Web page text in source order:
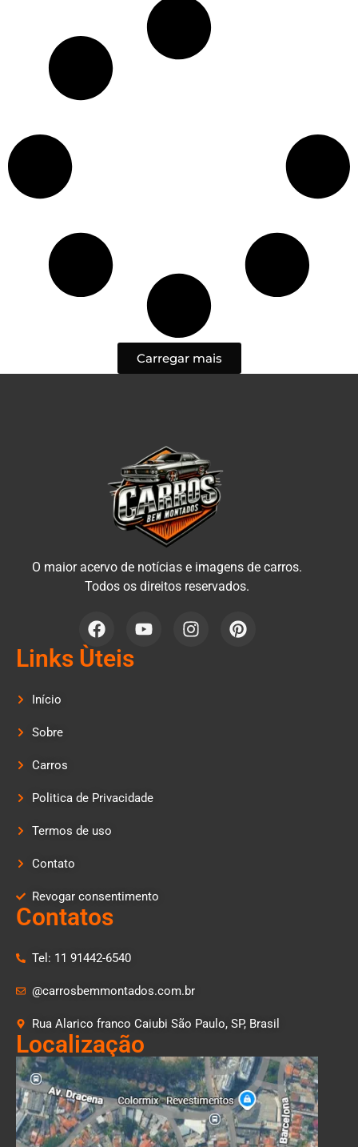
Carregar mais
O maior acervo de notícias e imagens de carros.
Todos os direitos reservados.
Links Ùteis
Início
Sobre
Carros
Politica de Privacidade
Termos de uso
Contato
Revogar consentimento
Contatos
Tel: 11 91442-6540
@carrosbemmontados.com.br
Rua Alarico franco Caiubi São Paulo, SP, Brasil
Localização